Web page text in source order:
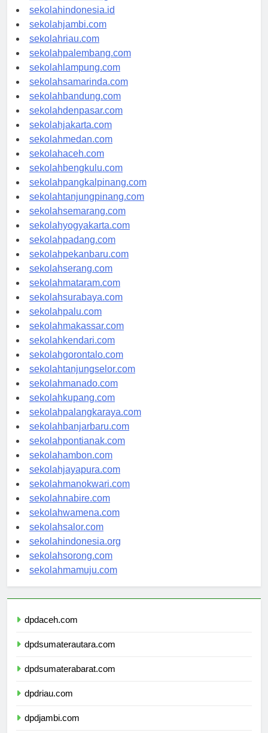
rsud-indonesia.org
sekolahindonesia.id
sekolahjambi.com
sekolahriau.com
sekolahpalembang.com
sekolahlampung.com
sekolahsamarinda.com
sekolahbandung.com
sekolahdenpasar.com
sekolahjakarta.com
sekolahmedan.com
sekolahaceh.com
sekolahbengkulu.com
sekolahpangkalpinang.com
sekolahtanjungpinang.com
sekolahsemarang.com
sekolahyogyakarta.com
sekolahpadang.com
sekolahpekanbaru.com
sekolahserang.com
sekolahmataram.com
sekolahsurabaya.com
sekolahpalu.com
sekolahmakassar.com
sekolahkendari.com
sekolahgorontalo.com
sekolahtanjungselor.com
sekolahmanado.com
sekolahkupang.com
sekolahpalangkaraya.com
sekolahbanjarbaru.com
sekolahpontianak.com
sekolahambon.com
sekolahjayapura.com
sekolahmanokwari.com
sekolahnabire.com
sekolahwamena.com
sekolahsalor.com
sekolahindonesia.org
sekolahsorong.com